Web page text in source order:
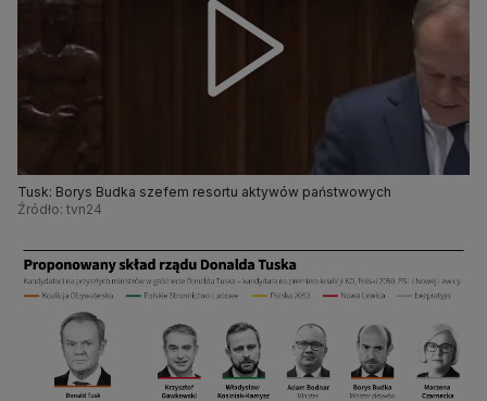
Tusk: Borys Budka szefem resortu aktywów państwowych
Źródło: tvn24